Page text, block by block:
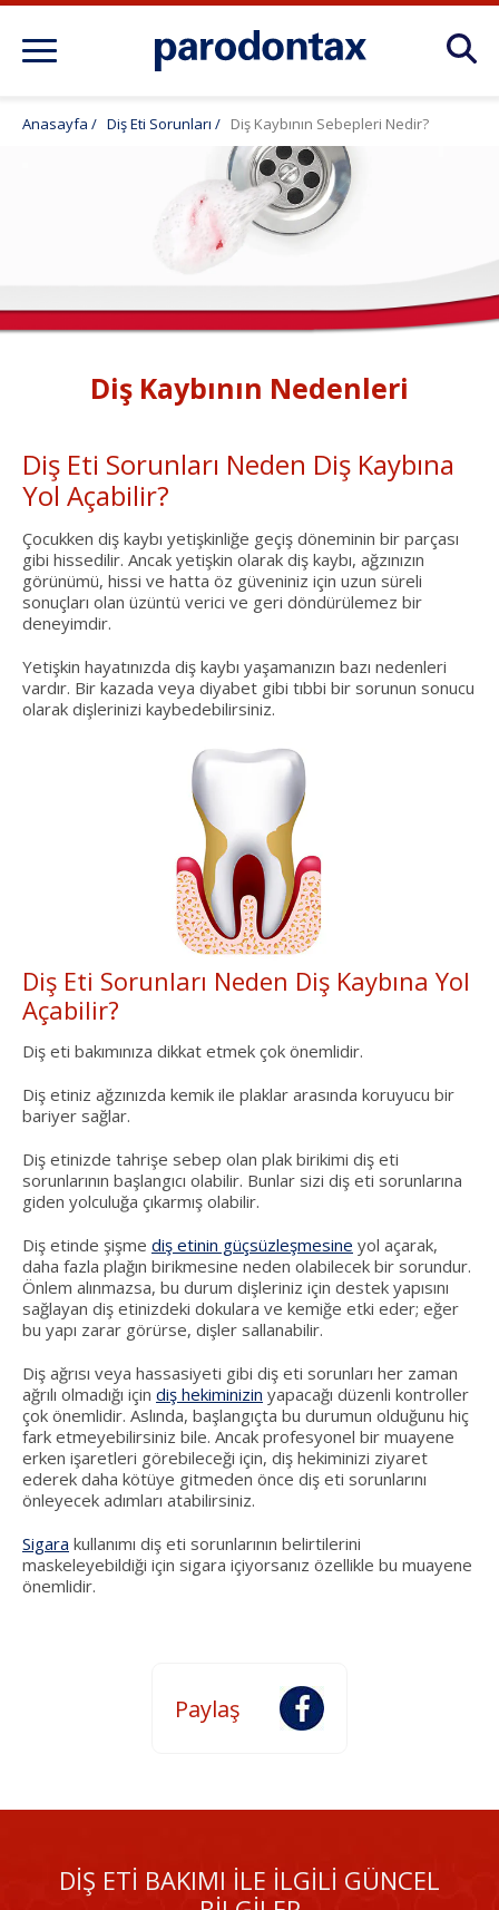
Diş Eti Bakımı Önerileri
Diş Kaybının Nedenleri
Anasayfa / Diş Eti Sorunları / Diş Kaybının Sebepleri Nedir?
Diş Eti Sorunları Neden Diş Kaybına
Yol Açabilir?
Çocukken diş kaybı yetişkinliğe geçiş döneminin bir parçası
gibi hissedilir. Ancak yetişkin olarak diş kaybı, ağzınızın
görünümü, hissi ve hatta öz güveniniz için uzun süreli
sonuçları olan üzüntü verici ve geri döndürülemez bir
deneyimdir.
Yetişkin hayatınızda diş kaybı yaşamanızın bazı nedenleri
vardır. Bir kazada veya diyabet gibi tıbbi bir sorunun sonucu
olarak dişlerinizi kaybedebilirsiniz.
Diş Eti Sorunları Neden Diş Kaybına Yol
Açabilir?
Diş eti bakımınıza dikkat etmek çok önemlidir.
Diş etiniz ağzınızda kemik ile plaklar arasında koruyucu bir
bariyer sağlar.
Diş etinizde tahrişe sebep olan plak birikimi diş eti
sorunlarının başlangıcı olabilir. Bunlar sizi diş eti sorunlarına
giden yolculuğa çıkarmış olabilir.
Diş etinde şişme diş etinin güçsüzleşmesine yol açarak,
daha fazla plağın birikmesine neden olabilecek bir sorundur.
Önlem alınmazsa, bu durum dişleriniz için destek yapısını
sağlayan diş etinizdeki dokulara ve kemiğe etki eder; eğer
bu yapı zarar görürse, dişler sallanabilir.
Diş ağrısı veya hassasiyeti gibi diş eti sorunları her zaman
ağrılı olmadığı için diş hekiminizin yapacağı düzenli kontroller
çok önemlidir. Aslında, başlangıçta bu durumun olduğunu hiç
fark etmeyebilirsiniz bile. Ancak profesyonel bir muayene
erken işaretleri görebileceği için, diş hekiminizi ziyaret
ederek daha kötüye gitmeden önce diş eti sorunlarını
önleyecek adımları atabilirsiniz.
Sigara kullanımı diş eti sorunlarının belirtilerini
maskeleyebildiği için sigara içiyorsanız özellikle bu muayene
önemlidir.
DİŞ ETİ BAKIMI İLE İLGİLİ GÜNCEL